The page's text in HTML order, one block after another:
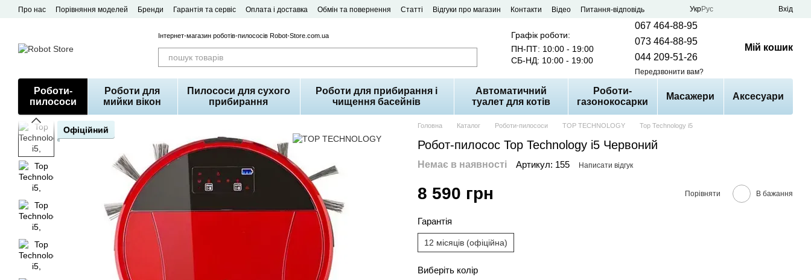
Перейти до основного контенту
Про нас Порівняння моделей Бренди Гарантія та сервіс Оплата і доставка Обмін та повернення Статті Відгуки про магазин Контакти Відео
Питання-відповідь
УкрРус Вхід
Інтернет-магазин роботів-пилососів Robot-Store.com.ua
Графік роботи:
ПН-ПТ: 10:00 - 19:00
СБ-НД: 10:00 - 19:00
067 464-88-95
073 464-88-95
044 209-51-26
Передзвонити вам?
Мій кошик
Роботи-
пилососи
Роботи для
мийки вікон
Пилососи для сухого
прибирання
Роботи для прибирання і
чищення басейнів
Автоматичний
туалет для котів
Роботи-
газонокосарки
Масажери Аксесуари
Офіційний Головна Каталог Роботи-пилососи TOP TECHNOLOGY Top Technology i5
Робот-пилосос Top Technology i5 Червоний
Немає в наявності Артикул: 155 Написати відгук
8 590 грн Порівняти В бажання
Гарантія
12 місяців (офіційна)
Виберіть колір